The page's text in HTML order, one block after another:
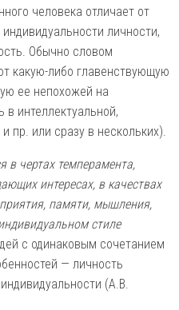
человека отличает от
личности,
Обычно словом
какую-либо главенствующую
ее непохожей на
интеллектуальной,
пр. или сразу в нескольких).
в чертах темперамента,
интересах, в качествах
памяти, мышления,
стиле
с одинаковым сочетанием
— личность
(А.В.